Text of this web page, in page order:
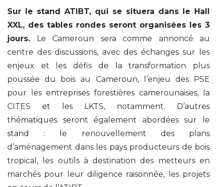
Sur le stand ATIBT, qui se situera dans le Hall
XXL, des tables rondes seront organisées les 3
jours. Le Cameroun sera comme annoncé au
centre des discussions, avec des échanges sur les
enjeux et les défis de la transformation plus
poussée du bois au Cameroun, l’enjeu des PSE
pour les entreprises forestières camerounaises, la
CITES et les LKTS, notamment. D’autres
thématiques seront également abordées sur le
stand : le renouvellement des plans
d’aménagement dans les pays producteurs de bois
tropical, les outils à destination des metteurs en
marchés pour leur diligence raisonnée, les projets